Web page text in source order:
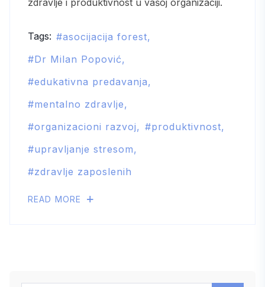
Tags:
asocijacija forest
Dr Milan Popović
edukativna predavanja
mentalno zdravlje
organizacioni razvoj
produktivnost
upravljanje stresom
zdravlje zaposlenih
READ MORE